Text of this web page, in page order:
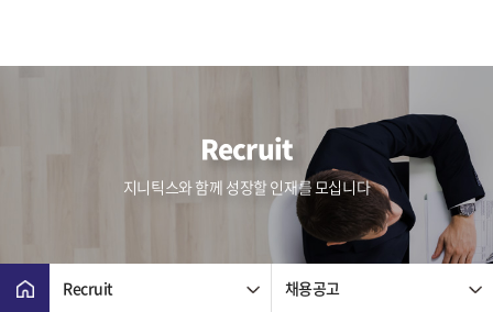
Recruit
지니틱스와 함께 성장할 인재를 모십니다
Recruit 채용공고